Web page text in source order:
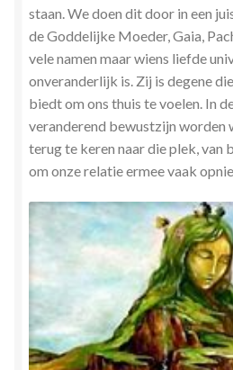
staan. We doen dit door in een
de Goddelijke Moeder, Gaia,
vele namen maar wiens liefde
onveranderlijk is. Zij is degene
biedt om ons thuis te voelen. In
veranderend bewustzijn worden
terug te keren naar die plek, van
om onze relatie ermee vaak